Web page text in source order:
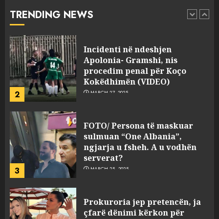
TRENDING NEWS
2 MARCH 27, 2025
3
FOTO/ Persona të maskuar
sulmuan “One Albania”,
ngjarja u fsheh. A u vodhën
serverat?
MARCH 25, 2025
4
Prokuroria jep pretencën, ja
çfarë dënimi kërkon për
Mariela dhe Antonela
Berishën
MARCH 25, 2025
“Ai që drejtonte makinën më
ngjau me Talo Çelën”,